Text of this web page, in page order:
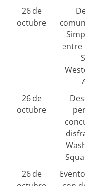
26 de
octubre
entre E.
St.
Ave
26 de
octubre
Square
26 de
Evento